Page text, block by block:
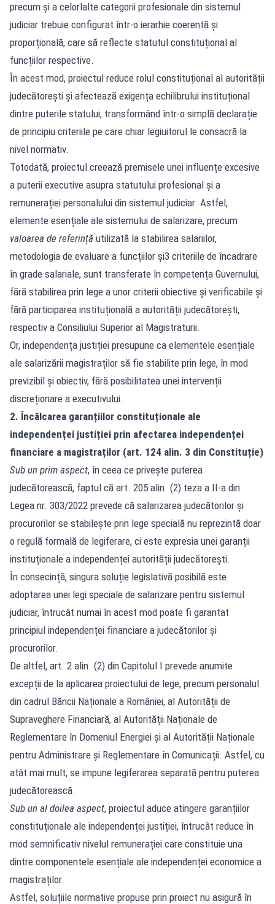
precum și a celorlalte categorii profesionale din sistemul
judiciar trebuie configurat într-o ierarhie coerentă și
proporțională, care să reflecte statutul constituțional al
funcțiilor respective.
În acest mod, proiectul reduce rolul constituțional al autorității
judecătorești și afectează exigența echilibrului instituțional
dintre puterile statului, transformând într-o simplă declarație
de principiu criteriile pe care chiar legiuitorul le consacră la
nivel normativ.
Totodată, proiectul creează premisele unei influențe excesive
a puterii executive asupra statutului profesional și a
remunerației personalului din sistemul judiciar. Astfel,
elemente esențiale ale sistemului de salarizare, precum
valoarea de referință utilizată la stabilirea salariilor,
metodologia de evaluare a funcțiilor și3 criteriile de încadrare
în grade salariale, sunt transferate în competența Guvernului,
fără stabilirea prin lege a unor criterii obiective și verificabile și
fără participarea instituțională a autorității judecătorești,
respectiv a Consiliului Superior al Magistraturii.
Or, independența justiției presupune ca elementele esențiale
ale salarizării magistraților să fie stabilite prin lege, în mod
previzibil și obiectiv, fără posibilitatea unei intervenții
discreționare a executivului.
2. Încălcarea garanțiilor constituționale ale
independenței justiției prin afectarea independenței
financiare a magistraților (art. 124 alin. 3 din Constituție)
Sub un prim aspect, în ceea ce priveşte puterea
judecătorească, faptul că art. 205 alin. (2) teza a II-a din
Legea nr. 303/2022 prevede că salarizarea judecătorilor și
procurorilor se stabilește prin lege specială nu reprezintă doar
o regulă formală de legiferare, ci este expresia unei garanții
instituționale a independenței autorității judecătorești.
În consecință, singura soluție legislativă posibilă este
adoptarea unei legi speciale de salarizare pentru sistemul
judiciar, întrucât numai în acest mod poate fi garantat
principiul independenței financiare a judecătorilor și
procurorilor.
De altfel, art. 2 alin. (2) din Capitolul I prevede anumite
excepții de la aplicarea proiectului de lege, precum personalul
din cadrul Băncii Naționale a României, al Autorității de
Supraveghere Financiară, al Autorității Naționale de
Reglementare în Domeniul Energiei și al Autorității Naționale
pentru Administrare și Reglementare în Comunicații. Astfel, cu
atât mai mult, se impune legiferarea separată pentru puterea
judecătorească.
Sub un al doilea aspect, proiectul aduce atingere garanțiilor
constituționale ale independenței justiției, întrucât reduce în
mod semnificativ nivelul remunerației care constituie una
dintre componentele esențiale ale independenței economice a
magistraților.
Astfel, soluțiile normative propuse prin proiect nu asigură în